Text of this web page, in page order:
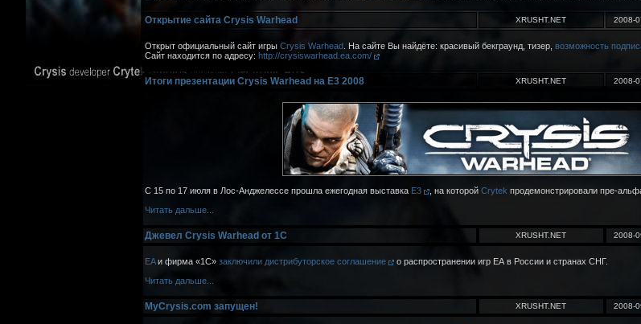
Открытие сайта Crysis Warhead XRUSHT.NET 2008-
Открыт официальный сайт игры Crysis Warhead. На сайте Вы найдёте: красивый бекграунд, тизер, возможность
Сайт находится по адресу: http://crysiswarhead.ea.com/
Итоги презентации Crysis Warhead на E3 2008 XRUSHT.NET 2008-
C 15 по 17 июля в Лос-Анджелессе прошла ежегодная выставка E3 , на которой Crytek продемонстрировали пре-
Читать дальше...
Джевел Crysis Warhead от 1C XRUSHT.NET 2008-
EAи фирма «1С» заключили дистрибуторское соглашение
о распространении игр ЕА в России и странах СНГ.
Читать дальше...
MyCrysis.com запущен! XRUSHT.NET 2008-